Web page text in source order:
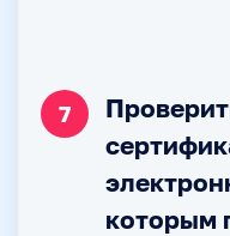
7
которым